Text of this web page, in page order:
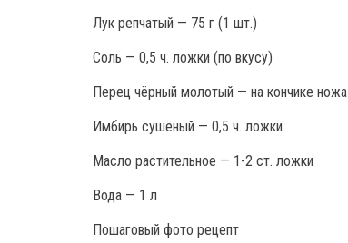
Лук репчатый — 75 г (1 шт.)
Соль — 0,5 ч. ложки (по вкусу)
Перец чёрный молотый — на кончике ножа
Имбирь сушёный — 0,5 ч. ложки
Масло растительное — 1-2 ст. ложки
Вода — 1 л
Пошаговый фото рецепт